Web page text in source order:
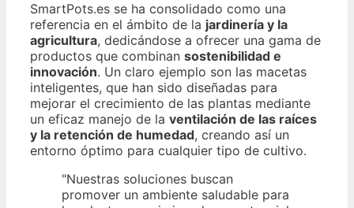
SmartPots.es se ha consolidado como una
referencia en el ámbito de la jardinería y la
agricultura, dedicándose a ofrecer una gama de
productos que combinan sostenibilidad e
innovación. Un claro ejemplo son las macetas
inteligentes, que han sido diseñadas para
mejorar el crecimiento de las plantas mediante
un eficaz manejo de la ventilación de las raíces
y la retención de humedad, creando así un
entorno óptimo para cualquier tipo de cultivo.
"Nuestras soluciones buscan
promover un ambiente saludable para